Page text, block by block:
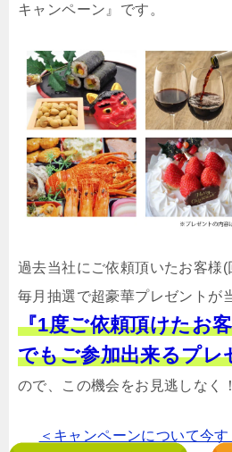
キャンペーン』です。
過去当社にご依頼頂いたお客様(
毎月抽選で超豪華プレゼントが
『1度ご依頼頂けたお
でもご参加出来るプレ
ので、この機会をお見逃しなく！
＜キャンペーンについて今す